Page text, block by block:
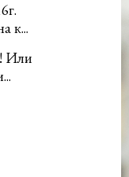
к...
Или